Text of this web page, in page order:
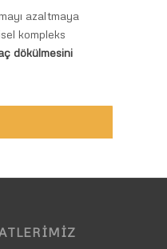
azaltmaya
kompleks
dökülmesini